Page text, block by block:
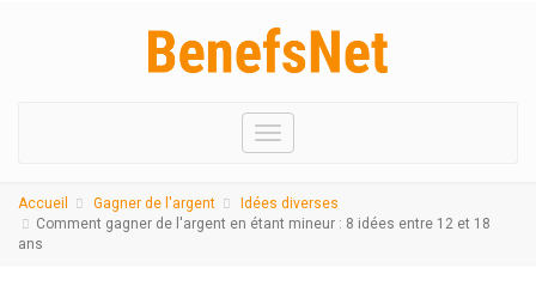
Menu
Accueil Gagner de l'argent
Idées diverses
Comment gagner de l'argent en étant mineur : 8 idées entre 12 et 18
ans